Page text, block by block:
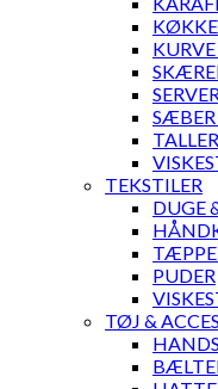
KURVE
SÆBER
TEKSTILER
DUGE
PUDER
TØJ &